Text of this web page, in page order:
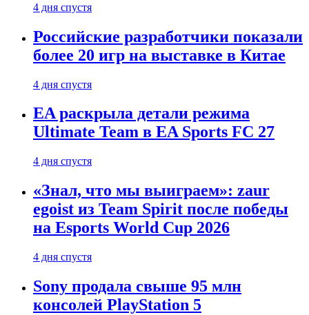
4 дня спустя
Российские разработчики показали
более 20 игр на выставке в Китае
4 дня спустя
EA раскрыла детали режима
Ultimate Team в EA Sports FC 27
4 дня спустя
«Знал, что мы выиграем»: zaur
egoist из Team Spirit после победы
на Esports World Cup 2026
4 дня спустя
Sony продала свыше 95 млн
консолей PlayStation 5